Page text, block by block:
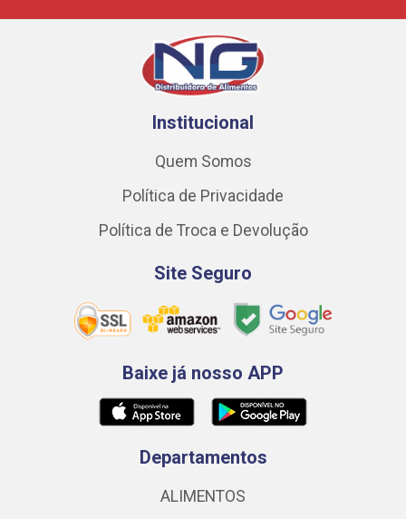
Institucional
Quem Somos
Política de Privacidade
Política de Troca e Devolução
Site Seguro
Baixe já nosso APP
Departamentos
ALIMENTOS